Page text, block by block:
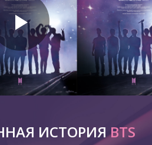
ИСТОРИЯBTS